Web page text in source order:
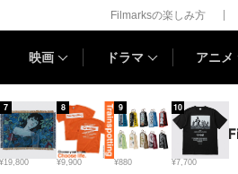
Filmarksの楽しみ方
映画 ドラマ アニメ
¥19,800
7
¥9,900
8
¥880
9
¥7,700
10